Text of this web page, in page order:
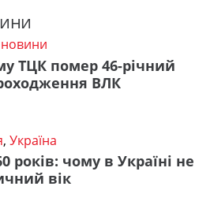
ТЦК помер 46-річний
ВЛК
, Україна
років: чому в Україні не
вік